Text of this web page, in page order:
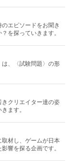
エピソードをお聞き
を探っていきます。
、〈試験問題〉の形
クリエイター達の姿
ます。
材し、ゲームが日本
響を探る企画です。